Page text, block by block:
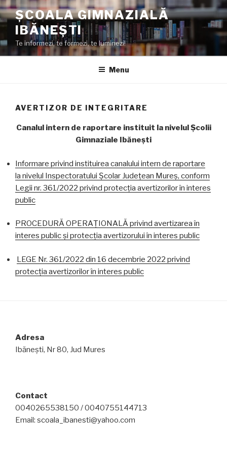
Skip
to
content
ȘCOALA GIMNAZIALĂ
IBĂNEȘTI
Te informezi, te formezi, te luminezi!
Menu
AVERTIZOR DE INTEGRITARE
Canalul intern de raportare instituit la nivelul Școlii
Gimnaziale Ibănești
Informare privind instituirea canalului intern de raportare
la nivelul Inspectoratului Școlar Județean Mureș, conform
Legii nr. 361/2022 privind protecția avertizorilor în interes
public
PROCEDURĂ OPERAȚIONALĂ privind avertizarea în
interes public și protecția avertizorului în interes public
LEGE Nr. 361/2022 din 16 decembrie 2022 privind
protecția avertizorilor în interes public
Adresa
Ibănești, Nr 80, Jud Mures
Contact
0040265538150 / 0040755144713
Email: scoala_ibanesti@yahoo.com